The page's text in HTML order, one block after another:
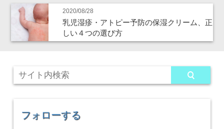
2020/08/28
乳児湿疹・アトピー予防の保湿クリーム、正
しい４つの選び方
フォローする